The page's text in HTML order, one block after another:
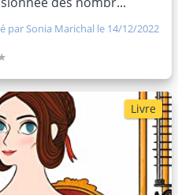
parSonia Marichal le 14/12/2022
Livre